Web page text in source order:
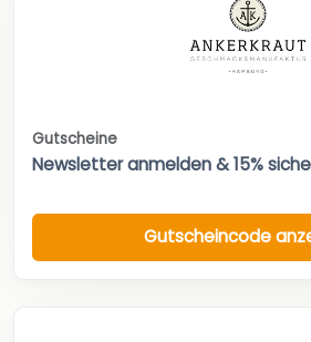
Gutscheine
Newsletter anmelden & 15%
Gutscheincode